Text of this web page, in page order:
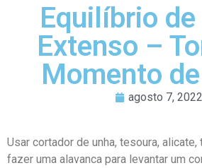
Equilíbrio
Extenso –
Momento
agosto 7, 2022
Usar cortador de unha, tesoura, alicate,
fazer uma alavanca para levantar um